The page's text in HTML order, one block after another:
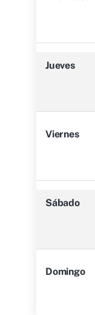
Jueves
Viernes
Sábado
Domingo